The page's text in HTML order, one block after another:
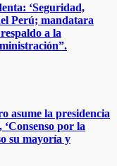
‘Seguridad,
Perú; mandatara
a la
asume la presidencia
por la
su mayoría y